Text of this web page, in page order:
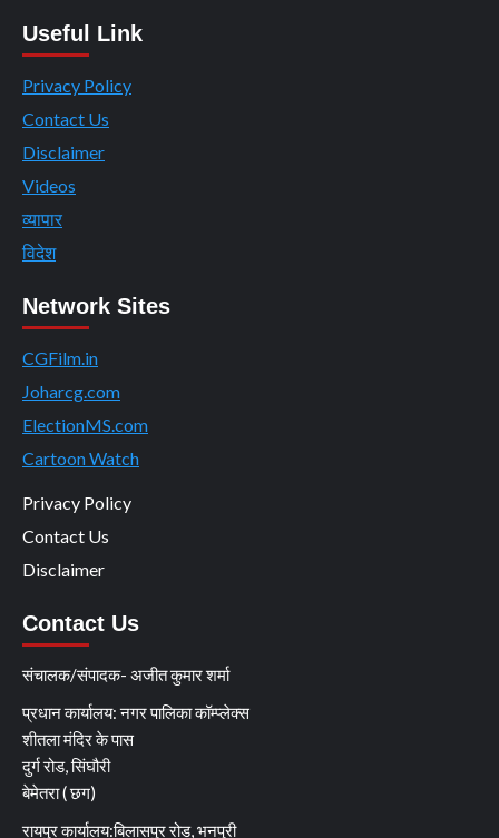
Useful Link
Privacy Policy
Contact Us
Disclaimer
Videos
व्यापार
विदेश
Network Sites
CGFilm.in
Joharcg.com
ElectionMS.com
Cartoon Watch
Privacy Policy
Contact Us
Disclaimer
Contact Us
संचालक/संपादक- अजीत कुमार शर्मा
प्रधान कार्यालय: नगर पालिका कॉम्प्लेक्स
शीतला मंदिर के पास
दुर्ग रोड, सिंघौरी
बेमेतरा ( छग)
रायपुर कार्यालय:बिलासपुर रोड, भनपुरी